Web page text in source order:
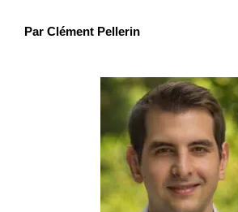
Par Clément Pellerin